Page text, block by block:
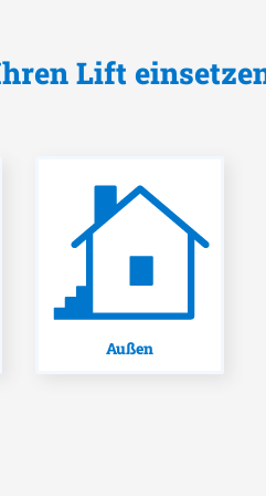
Lift
Außen